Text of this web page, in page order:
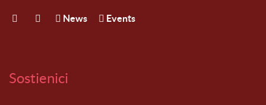
News Events
Sostienici